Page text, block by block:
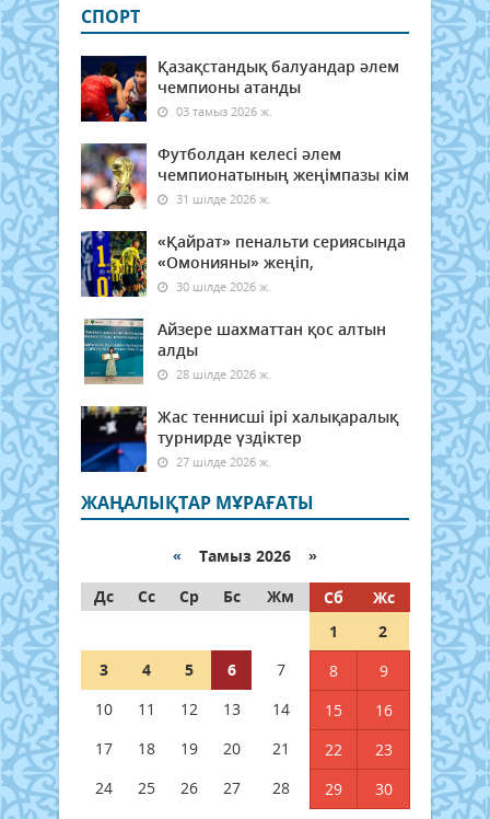
СПОРТ
Қазақстандық балуандар әлем
чемпионы атанды
03 тамыз 2026 ж.
Футболдан келесі әлем
чемпионатының жеңімпазы кім
31 шілде 2026 ж.
«Қайрат» пенальти сериясында
«Омонияны» жеңіп,
30 шілде 2026 ж.
Айзере шахматтан қос алтын
алды
28 шілде 2026 ж.
Жас теннисші ірі халықаралық
турнирде үздіктер
27 шілде 2026 ж.
ЖАҢАЛЫҚТАР МҰРАҒАТЫ
« Тамыз 2026 »
Дс
Сс Ср Бс Жм Сб
Жс
1
2
3
4 5 6 7 8
9
10
11 12 13 14 15
16
17
18 19 20 21 22
23
24
25 26 27 28 29
30